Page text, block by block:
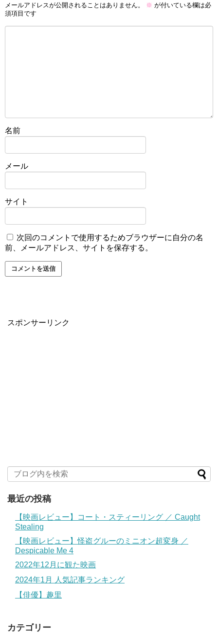
メールアドレスが公開されることはありません。 ※ が付いている欄は必
須項目です
名前
メール
サイト
次回のコメントで使用するためブラウザーに自分の名
前、メールアドレス、サイトを保存する。
スポンサーリンク
最近の投稿
【映画レビュー】コート・スティーリング ／ Caught
Stealing
【映画レビュー】怪盗グルーのミニオン超変身 ／
Despicable Me 4
2022年12月に観た映画
2024年1月 人気記事ランキング
【俳優】趣里
カテゴリー